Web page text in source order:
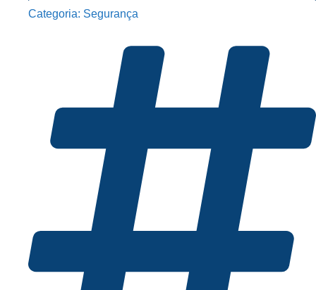
Categoria: Segurança